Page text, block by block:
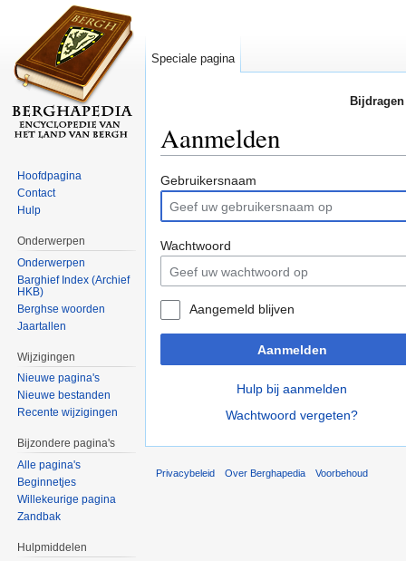
Aanmelden
Gebruikersnaam
Wachtwoord
Aangemeld blijven
Aanmelden
Hulp bij aanmelden
Wachtwoord vergeten?
Speciale pagina
Hoofdpagina
Contact
Hulp
Onderwerpen
Onderwerpen
Barghief Index (Archief
HKB)
Berghse woorden
Jaartallen
Wijzigingen
Nieuwe pagina's
Nieuwe bestanden
Recente wijzigingen
Bijzondere pagina's
Alle pagina's
Beginnetjes
Willekeurige pagina
Zandbak
Hulpmiddelen
Privacybeleid Over Berghapedia Voorbehoud